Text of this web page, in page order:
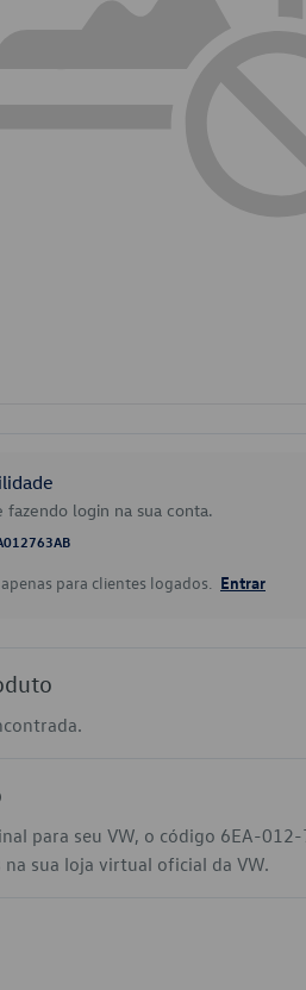
login na sua conta.
para clientes logados. Entrar
para seu VW, o código 6EA-
na sua loja virtual oficial da VW.